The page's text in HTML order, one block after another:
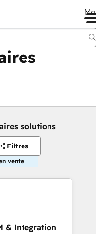
solutions
Filtres
vente
& Integration